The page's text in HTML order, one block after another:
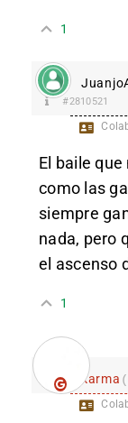
1
#2810521
El baile
como las
siempre
nada, pero
el ascenso
1
karma